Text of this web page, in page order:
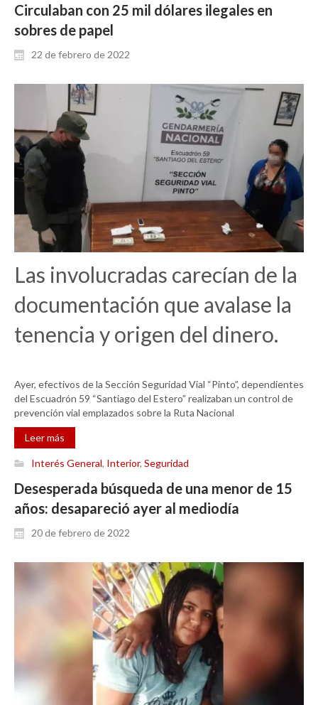
Circulaban con 25 mil dólares ilegales en
sobres de papel
22 de febrero de 2022
Las involucradas carecían de la
documentación que avalase la
tenencia y origen del dinero.
Ayer, efectivos de la Sección Seguridad Vial “Pinto”, dependientes
del Escuadrón 59 “Santiago del Estero” realizaban un control de
prevención vial emplazados sobre la Ruta Nacional
Leer más
Interés General, Interior, Seguridad
Desesperada búsqueda de una menor de 15
años: desapareció ayer al mediodía
20 de febrero de 2022